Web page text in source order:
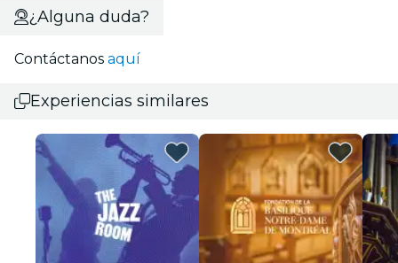
¿Alguna duda?
Contáctanos aquí
Experiencias similares